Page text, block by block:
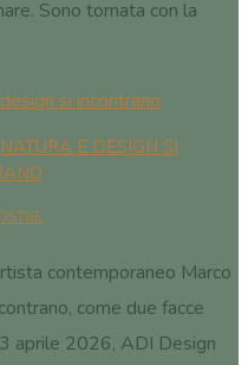
Sono tornata con la
E DESIGN SI
contemporaneo Marco
come due facce
aprile 2026, ADI Design